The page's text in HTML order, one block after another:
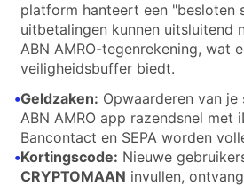
platform hanteert een "besloten
uitbetalingen kunnen uitsluitend
ABN AMRO-tegenrekening, wat
veiligheidsbuffer biedt.
•Geldzaken: Opwaarderen van
ABN AMRO app razendsnel met
Bancontact en SEPA worden
•Kortingscode: Nieuwe
CRYPTOMAAN invullen,